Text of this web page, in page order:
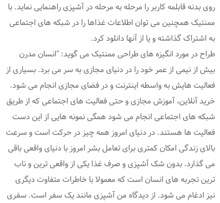
روی بدنه قابلمه کاربر را مرحله به مرحله در آشپزی راهنمایی نماید. با
ممنتیک همچنین می توان اطلاعات غذاها را در شبکه های اجتماعی
به اشتراک گذاشته و یا از آنها دانلود کرد.
طراح در مورد انگیزه های طراحی ممنتیک می گوید: "انسان مدرن
بیش از نیمی از عمر خود را در دنیای مجازی به سر می برد. بسیاری از
فعالیت هایش به واسطه اینترنت و در فضای مجازی انجام می شود.
خرید آنلاین، آموزش مجازی و حتی فعالیت های اجتماعی که از طریق
شبکه های اجتماعی انجام می شود همگی نمونه هایی از این دست
فعالیت ها هستند. در دنیای امروز همه چیز در حرکت است و سرعت
بالای زندگی امکان کمتری برای تعامل بشر امروز با دنیای واقعی باقی
می گذارد. بدون شک آشپزی و صرف غذا یکی از واقعی ترین و ناب
ترین تجربه های انسان است که معمولا با خاطرات متفاوت دیگری
نیز ادغام می شود. از دیدگاه من آشپزی مانند یک سفر است. سفری